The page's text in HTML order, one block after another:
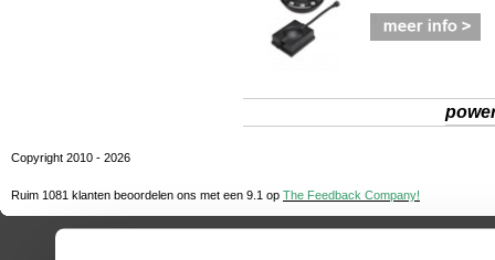
Copyright 2010 - 2026
Ruim 1081 klanten beoordelen ons met een 9.1 op The Feedback Company!